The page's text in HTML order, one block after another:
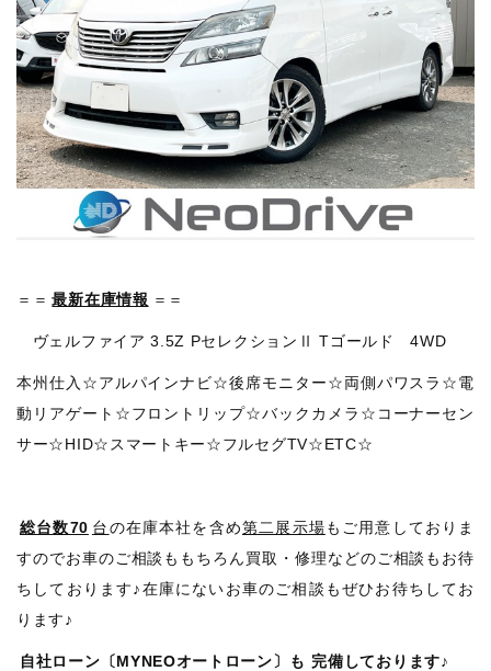
＝＝ 最新在庫情報 ＝＝
ヴェルファイア 3.5Z PセレクションⅡ Tゴールド 4WD
本州仕入☆アルパインナビ☆後席モニター☆両側パワスラ☆電
動リアゲート☆フロントリップ☆バックカメラ☆コーナーセン
サー☆HID☆スマートキー☆フルセグTV☆ETC☆
総台数70 台の在庫本社を含め第二展示場もご用意しておりま
すのでお車のご相談ももちろん買取・修理などのご相談もお待
ちしております♪在庫にないお車のご相談もぜひお待ちしてお
ります♪
自社ローン〔MYNEOオートローン〕も 完備しております♪